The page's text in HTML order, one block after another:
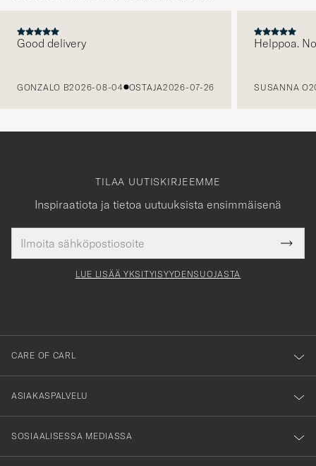
Good delivery
GONZALO B2026-08-04 OSTAJA2026-07-26
Helppoa.
SUSANNA O
TILAA UUTISKIRJEEMME
Inspiraatiota ja tietoa uutuuksista ensimmäisenä
tieto
Tack
för
dig
till
vårt
nyhetsbrev!
LUE LISÄÄ YKSITYISYYDENSUOJASTA
CARE OF CARL
ASIAKASPALVELU
SOSIAALISESSA MEDIASSA